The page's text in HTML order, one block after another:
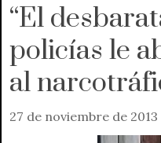
“El
policías le
al
27 de noviembre de 2013